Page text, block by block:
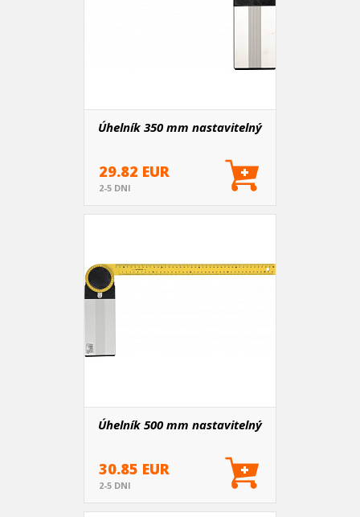
Úhelník 350 mm nastavitelný
29.82 EUR
2-5 DNI
Úhelník 500 mm nastavitelný
30.85 EUR
2-5 DNI